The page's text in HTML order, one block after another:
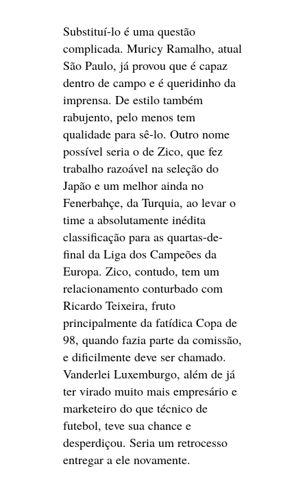
Substituí-lo é uma questão
complicada. Muricy Ramalho, atual
São Paulo, já provou que é capaz
dentro de campo e é queridinho da
imprensa. De estilo também
rabujento, pelo menos tem
qualidade para sê-lo. Outro nome
possível seria o de Zico, que fez
trabalho razoável na seleção do
Japão e um melhor ainda no
Fenerbahçe, da Turquia, ao levar o
time a absolutamente inédita
classificação para as quartas-de-
final da Liga dos Campeões da
Europa. Zico, contudo, tem um
relacionamento conturbado com
Ricardo Teixeira, fruto
principalmente da fatídica Copa de
98, quando fazia parte da comissão,
e dificilmente deve ser chamado.
Vanderlei Luxemburgo, além de já
ter virado muito mais empresário e
marketeiro do que técnico de
futebol, teve sua chance e
desperdiçou. Seria um retrocesso
entregar a ele novamente.